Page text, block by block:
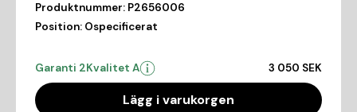
Produktnummer: P2656006
Position: Ospecificerat
Garanti 2Kvalitet A 3 050 SEK
Lägg i varukorgen